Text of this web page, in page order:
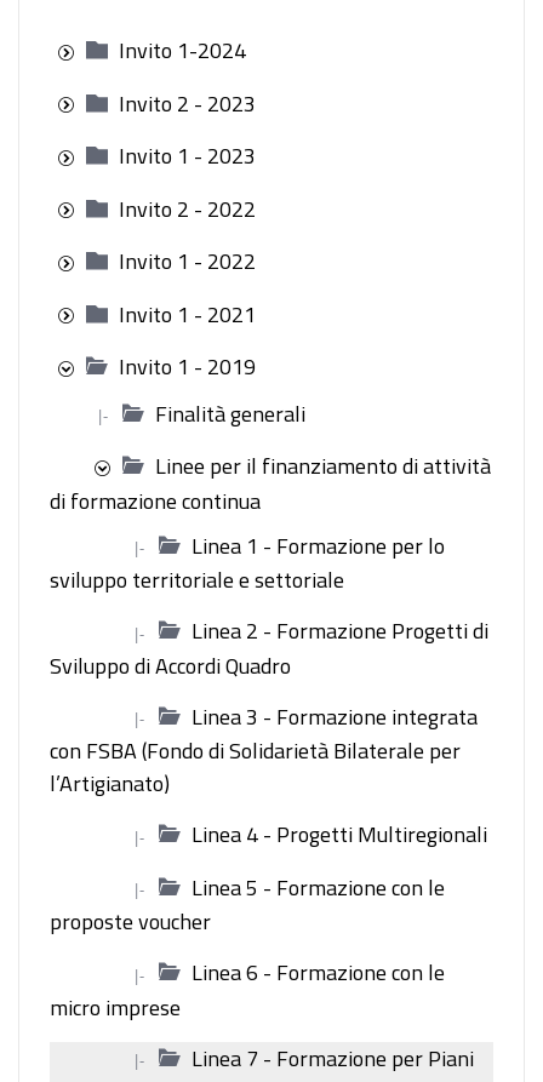
Invito 1-2024
Invito 2 - 2023
Invito 1 - 2023
Invito 2 - 2022
Invito 1 - 2022
Invito 1 - 2021
Invito 1 - 2019
|-
Finalità generali
Linee per il finanziamento di attività
di formazione continua
|-
Linea 1 - Formazione per lo
sviluppo territoriale e settoriale
|-
Linea 2 - Formazione Progetti di
Sviluppo di Accordi Quadro
|-
Linea 3 - Formazione integrata
con FSBA (Fondo di Solidarietà Bilaterale per
l’Artigianato)
|- Linea 4 - Progetti Multiregionali
|-
Linea 5 - Formazione con le
proposte voucher
|-
Linea 6 - Formazione con le
micro imprese
|-
Linea 7 - Formazione per Piani